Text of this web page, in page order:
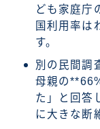
ども家庭庁
国利用率は
す。
別の民間調
母親の
た」と回答
に大きな断